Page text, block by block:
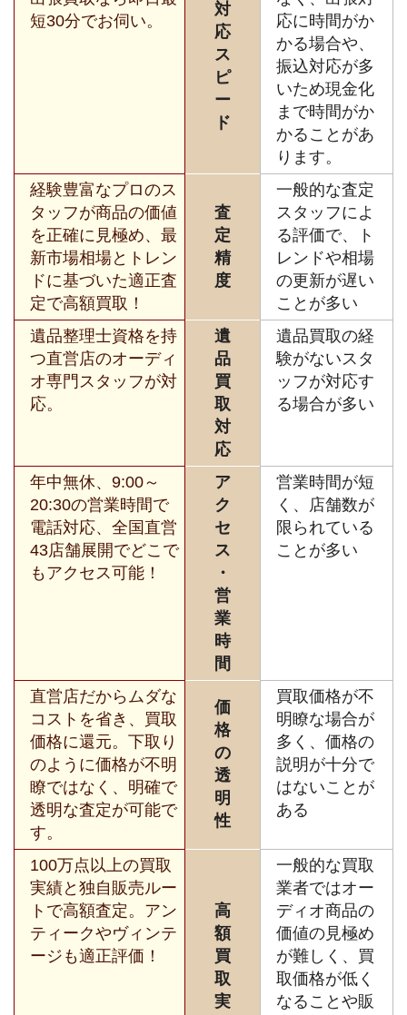
短30分でお伺い。
対
応
ス
ピ
ー
ド
応に時間がか
かる場合や、
振込対応が多
いため現金化
まで時間がか
かることがあ
ります。
経験豊富なプロのス
タッフが商品の価値
を正確に見極め、最
新市場相場とトレン
ドに基づいた適正査
定で高額買取！
査
定
精
度
一般的な査定
スタッフによ
る評価で、ト
レンドや相場
の更新が遅い
ことが多い
遺品整理士資格を持
つ直営店のオーディ
オ専門スタッフが対
応。
遺
品
買
取
対
応
遺品買取の経
験がないスタ
ッフが対応す
る場合が多い
年中無休、9:00～
20:30の営業時間で
電話対応、全国直営
43店舗展開でどこで
もアクセス可能！
ア
ク
セ
ス
・
営
業
時
間
営業時間が短
く、店舗数が
限られている
ことが多い
直営店だからムダな
コストを省き、買取
価格に還元。下取り
のように価格が不明
瞭ではなく、明確で
透明な査定が可能で
す。
価
格
の
透
明
性
買取価格が不
明瞭な場合が
多く、価格の
説明が十分で
はないことが
ある
100万点以上の買取
実績と独自販売ルー
トで高額査定。アン
ティークやヴィンテ
ージも適正評価！
高
額
買
取
実
一般的な買取
業者ではオー
ディオ商品の
価値の見極め
が難しく、買
取価格が低く
なることや販